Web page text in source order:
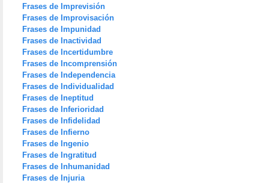
Frases de Imprevisión
Frases de Improvisación
Frases de Impunidad
Frases de Inactividad
Frases de Incertidumbre
Frases de Incomprensión
Frases de Independencia
Frases de Individualidad
Frases de Ineptitud
Frases de Inferioridad
Frases de Infidelidad
Frases de Infierno
Frases de Ingenio
Frases de Ingratitud
Frases de Inhumanidad
Frases de Injuria